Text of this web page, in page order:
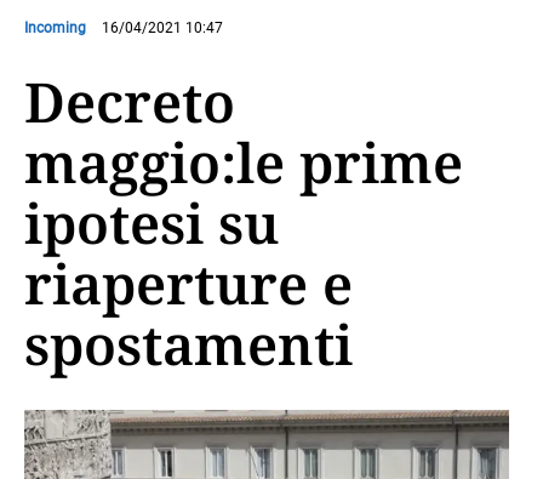
Incoming 16/04/2021 10:47
Decreto
maggio:le prime
ipotesi su
riaperture e
spostamenti